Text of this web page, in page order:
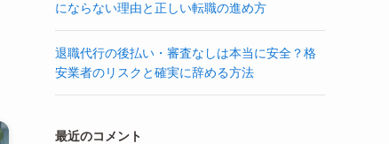
にならない理由と正しい転職の進め方
退職代行の後払い・審査なしは本当に安全？格
安業者のリスクと確実に辞める方法
最近のコメント